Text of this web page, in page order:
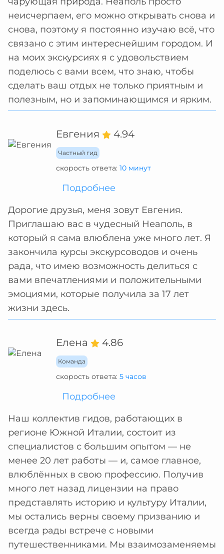
неисчерпаем, его можно открывать снова и
снова, поэтому я постоянно изучаю всё, что
связано с этим интереснейшим городом. И
на моих экскурсиях я с удовольствием
поделюсь с вами всем, что знаю, чтобы
сделать ваш отдых не только приятным и
полезным, но и запоминающимся и ярким.
Евгения 4.94
Частный гид
скорость ответа: 10 минут
Подробнее
Дорогие друзья, меня зовут Евгения.
Приглашаю вас в чудесный Неаполь, в
который я сама влюблена уже много лет. Я
закончила курсы экскурсоводов и очень
рада, что имею возможность делиться с
вами впечатлениями и положительными
эмоциями, которые получила за 17 лет
жизни здесь.
Елена 4.86
Команда
скорость ответа: 5 часов
Подробнее
Наш коллектив гидов, работающих в
регионе Южной Италии, состоит из
специалистов с большим опытом — не
менее 20 лет работы — и, самое главное,
влюблённых в свою профессию. Получив
много лет назад лицензии на право
представлять историю и культуру Италии,
мы остались верны своему призванию и
всегда рады встрече с новыми
путешественниками. Мы взаимозаменяемы